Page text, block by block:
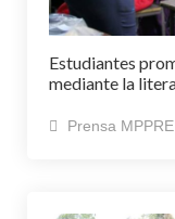
Estudiantes
mediante la
Prensa MPPRE